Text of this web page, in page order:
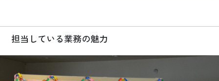
担当している業務の魅力